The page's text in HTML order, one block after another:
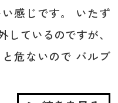
感じです。 いたず
しているのですが、
危ないので バルブ